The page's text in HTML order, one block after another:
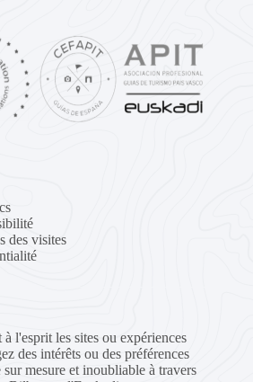
des visites
l'esprit les sites ou expériences
des intérêts ou des préférences
mesure et inoubliable à travers